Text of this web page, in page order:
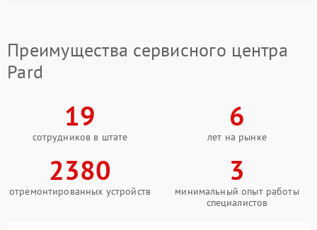
Преимущества сервисного центра
Pard
19
сотрудников в штате
6
лет на рынке
2380
отремонтированных устройств
3
минимальный опыт работы
специалистов